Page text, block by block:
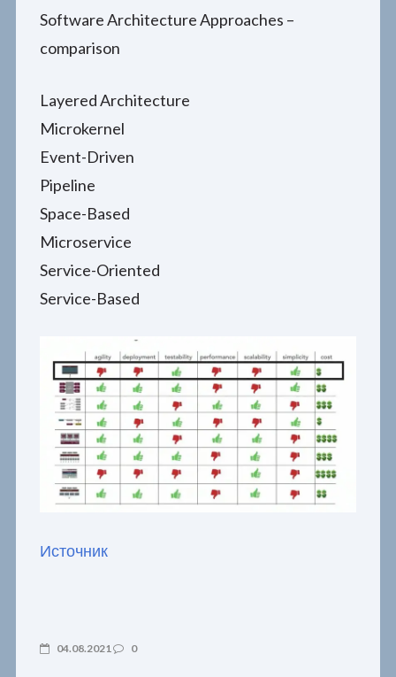
Software Architecture Approaches –
comparison
Layered Architecture
Microkernel
Event-Driven
Pipeline
Space-Based
Microservice
Service-Oriented
Service-Based
Источник
04.08.2021 0